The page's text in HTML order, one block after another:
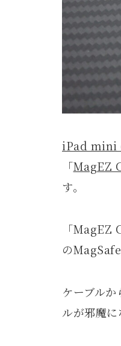
iPad mini
「MagEZ
す。
「
の
ケーブル
ルが邪魔に